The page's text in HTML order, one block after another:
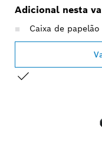
Adicional nesta
Caixa de papelão